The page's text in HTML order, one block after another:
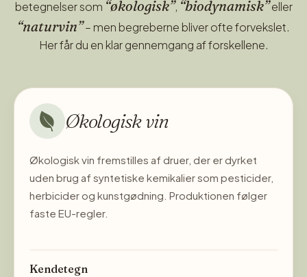
betegnelser som “økologisk”, “biodynamisk”eller
“naturvin”– men begreberne bliver ofte forvekslet.
Her får du en klar gennemgang af forskellene.
Økologisk vin
Økologisk vin fremstilles af druer, der er dyrket
uden brug af syntetiske kemikalier som pesticider,
herbicider og kunstgødning. Produktionen følger
faste EU-regler.
Kendetegn